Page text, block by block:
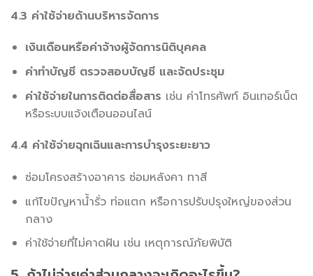
4.3 ค่าใช้จ่ายด้านบริหารจัดการ
เงินเดือนหรือค่าจ้างผู้จัดการนิติบุคคล
ค่าทำบัญชี ตรวจสอบบัญชี และจัดประชุม
ค่าใช้จ่ายในการติดต่อสื่อสาร เช่น ค่าโทรศัพท์ อินเทอร์เน็ต
หรือระบบแจ้งเตือนออนไลน์
4.4 ค่าใช้จ่ายฉุกเฉินและการบำรุงระยะยาว
ซ่อมโครงสร้างอาคาร ซ่อมหลังคา ทาสี
แก้ไขปัญหาน้ำรั่ว ท่อแตก หรือการปรับปรุงใหญ่ของส่วน
กลาง
ค่าใช้จ่ายที่ไม่คาดฝัน เช่น เหตุการณ์ภัยพิบัติ